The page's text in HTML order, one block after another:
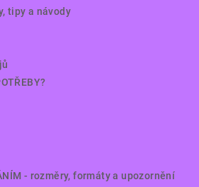
tipy a návody
- rozměry, formáty a upozornění